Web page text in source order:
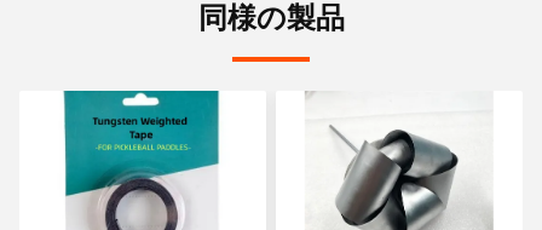
同様の製品